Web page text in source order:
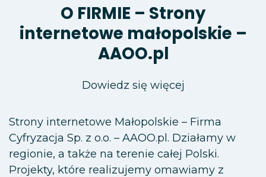
O FIRMIE – Strony
internetowe małopolskie –
AAOO.pl
Dowiedz się więcej
Strony internetowe Małopolskie – Firma
Cyfryzacja Sp. z o.o. – AAOO.pl. Działamy w
regionie, a także na terenie całej Polski.
Projekty, które realizujemy omawiamy z